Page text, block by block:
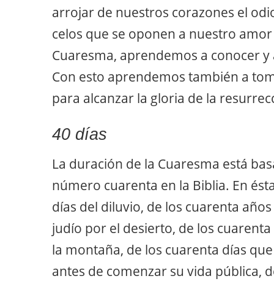
arrojar de nuestros corazones el
celos que se oponen a nuestro
Cuaresma, aprendemos a conocer y
Con esto aprendemos también a
para alcanzar la gloria de la
40 días
La duración de la Cuaresma está
número cuarenta en la Biblia. En
días del diluvio, de los cuarenta
judío por el desierto, de los cuarenta
la montaña, de los cuarenta días
antes de comenzar su vida pública,